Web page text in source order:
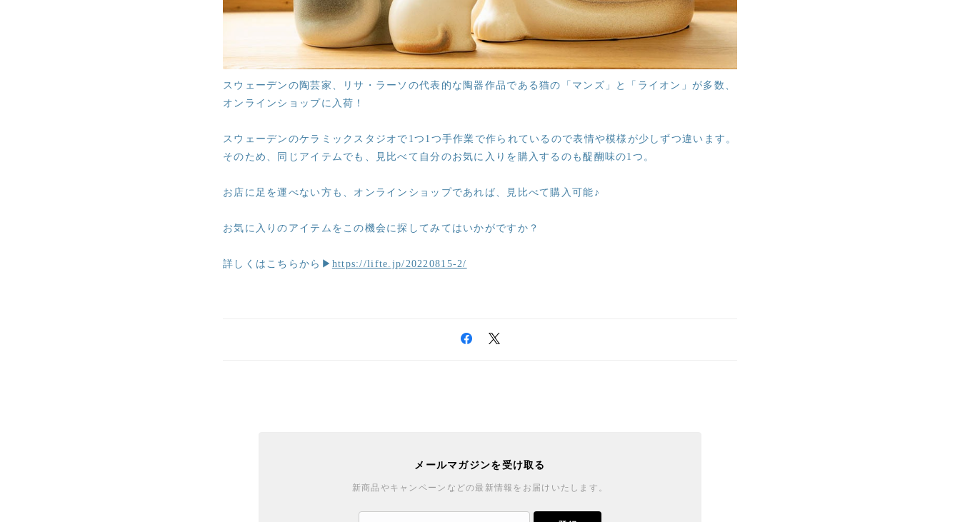
スウェーデンの陶芸家、リサ・ラーソの代表的な陶器作品である猫の「マンズ」と「ライオン」が多数、
オンラインショップに入荷！
スウェーデンのケラミックスタジオで1つ1つ手作業で作られているので表情や模様が少しずつ違います。
そのため、同じアイテムでも、見比べて自分のお気に入りを購入するのも醍醐味の1つ。
お店に足を運べない方も、オンラインショップであれば、見比べて購入可能♪
お気に入りのアイテムをこの機会に探してみてはいかがですか？
詳しくはこちらから▶ https://lifte.jp/20220815-2/
メールマガジンを受け取る
新商品やキャンペーンなどの最新情報をお届けいたします。